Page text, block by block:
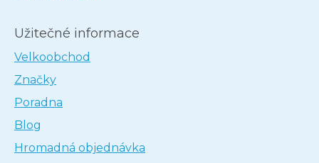
Užitečné informace
Velkoobchod
Značky
Poradna
Blog
Hromadná objednávka